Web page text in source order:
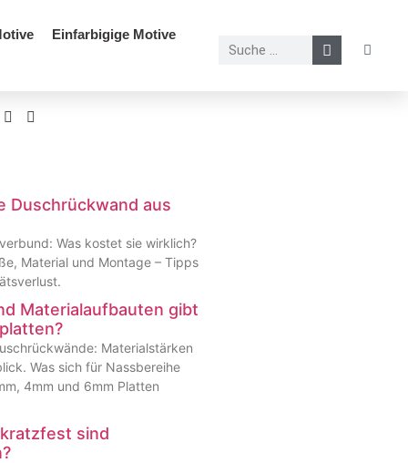
Einfarbigige Motive
Duschrückwand aus
Was kostet sie wirklich?
Material und Montage – Tipps
Materialaufbauten gibt
Materialstärken
Was sich für Nassbereihe
4mm und 6mm Platten
sind